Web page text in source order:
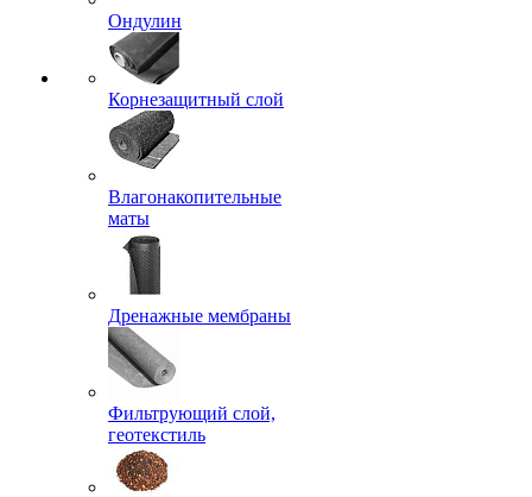
Ондулин
Корнезащитный слой
Влагонакопительные
маты
Дренажные мембраны
Фильтрующий слой,
геотекстиль